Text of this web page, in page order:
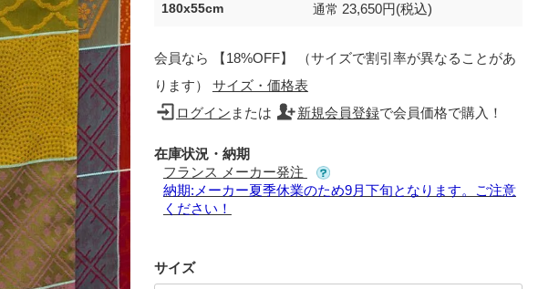
180x55cm 通常 23,650円(税込)
会員なら 【18%OFF】 （サイズで割引率が異なることがあ
ります） サイズ・価格表
ログイン または 新規会員登録で会員価格で購入！
在庫状況・納期
フランス メーカー発注
納期:メーカー夏季休業のため9月下旬となります。ご注意
ください！
サイズ